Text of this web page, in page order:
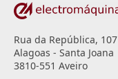
Rua da República, 107
Alagoas - Santa Joana
3810-551 Aveiro